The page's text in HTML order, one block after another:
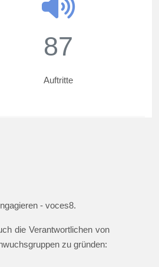
87
Auftritte
- voces8.
die Verantwortlichen von
zu gründen: